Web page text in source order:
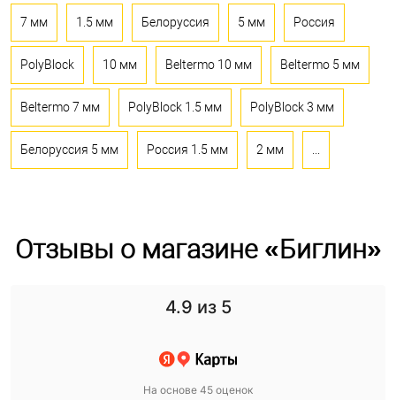
7 мм 1.5 мм Белоруссия 5 мм Россия
PolyBlock 10 мм Beltermo 10 мм Beltermo 5 мм
Beltermo 7 мм PolyBlock 1.5 мм PolyBlock 3 мм
Белоруссия 5 мм Россия 1.5 мм 2 мм
Отзывы о магазине «Биглин»
4.9 из 5
На основе 45 оценок